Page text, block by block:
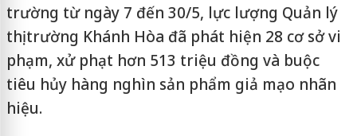
trường từ ngày 7 đến 30/5, lực lượng Quản lý
thị trường Khánh Hòa đã phát hiện 28 cơ sở vi
phạm, xử phạt hơn 513 triệu đồng và buộc
tiêu hủy hàng nghìn sản phẩm giả mạo nhãn
hiệu.